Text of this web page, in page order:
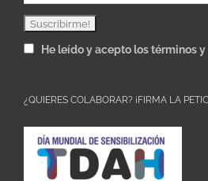
He leído y acepto los términos
¿QUIERES COLABORAR? ¡FIRMA LA